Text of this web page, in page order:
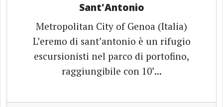
Sant'Antonio
Metropolitan City of Genoa (Italia)
L’eremo di sant’antonio è un rifugio
escursionisti nel parco di portofino,
raggiungibile con 10’...